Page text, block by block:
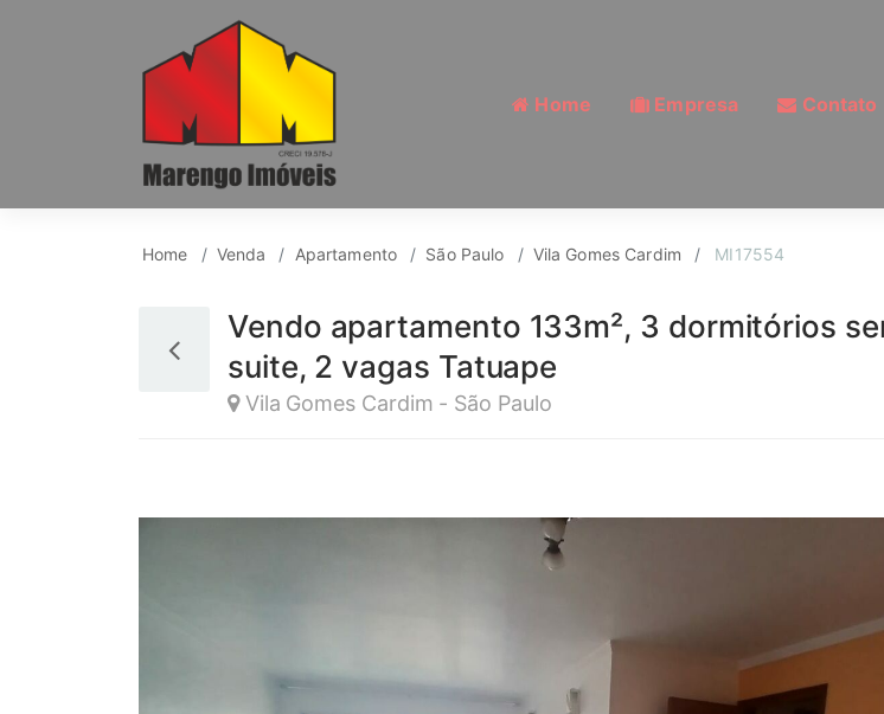
Home Empresa Contato
Apartamento para Venda, Vila
Home Venda Apartamento São Paulo Vila Gomes Cardim MI17554
Vendo apartamento 133m², 3 dormitórios
suite, 2 vagas Tatuape
Vila Gomes Cardim - São Paulo